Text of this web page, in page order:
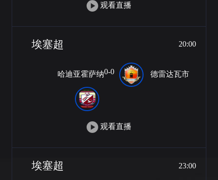
观看直播
埃塞超 20:00
哈迪亚霍萨纳0-0 德雷达瓦市
观看直播
埃塞超 23:00